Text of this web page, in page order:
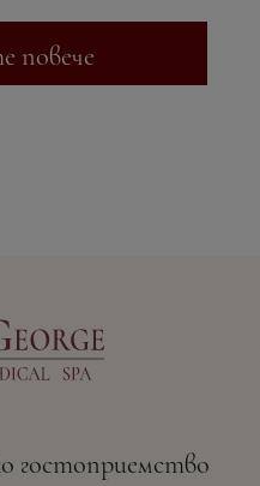
повече
гостоприемство